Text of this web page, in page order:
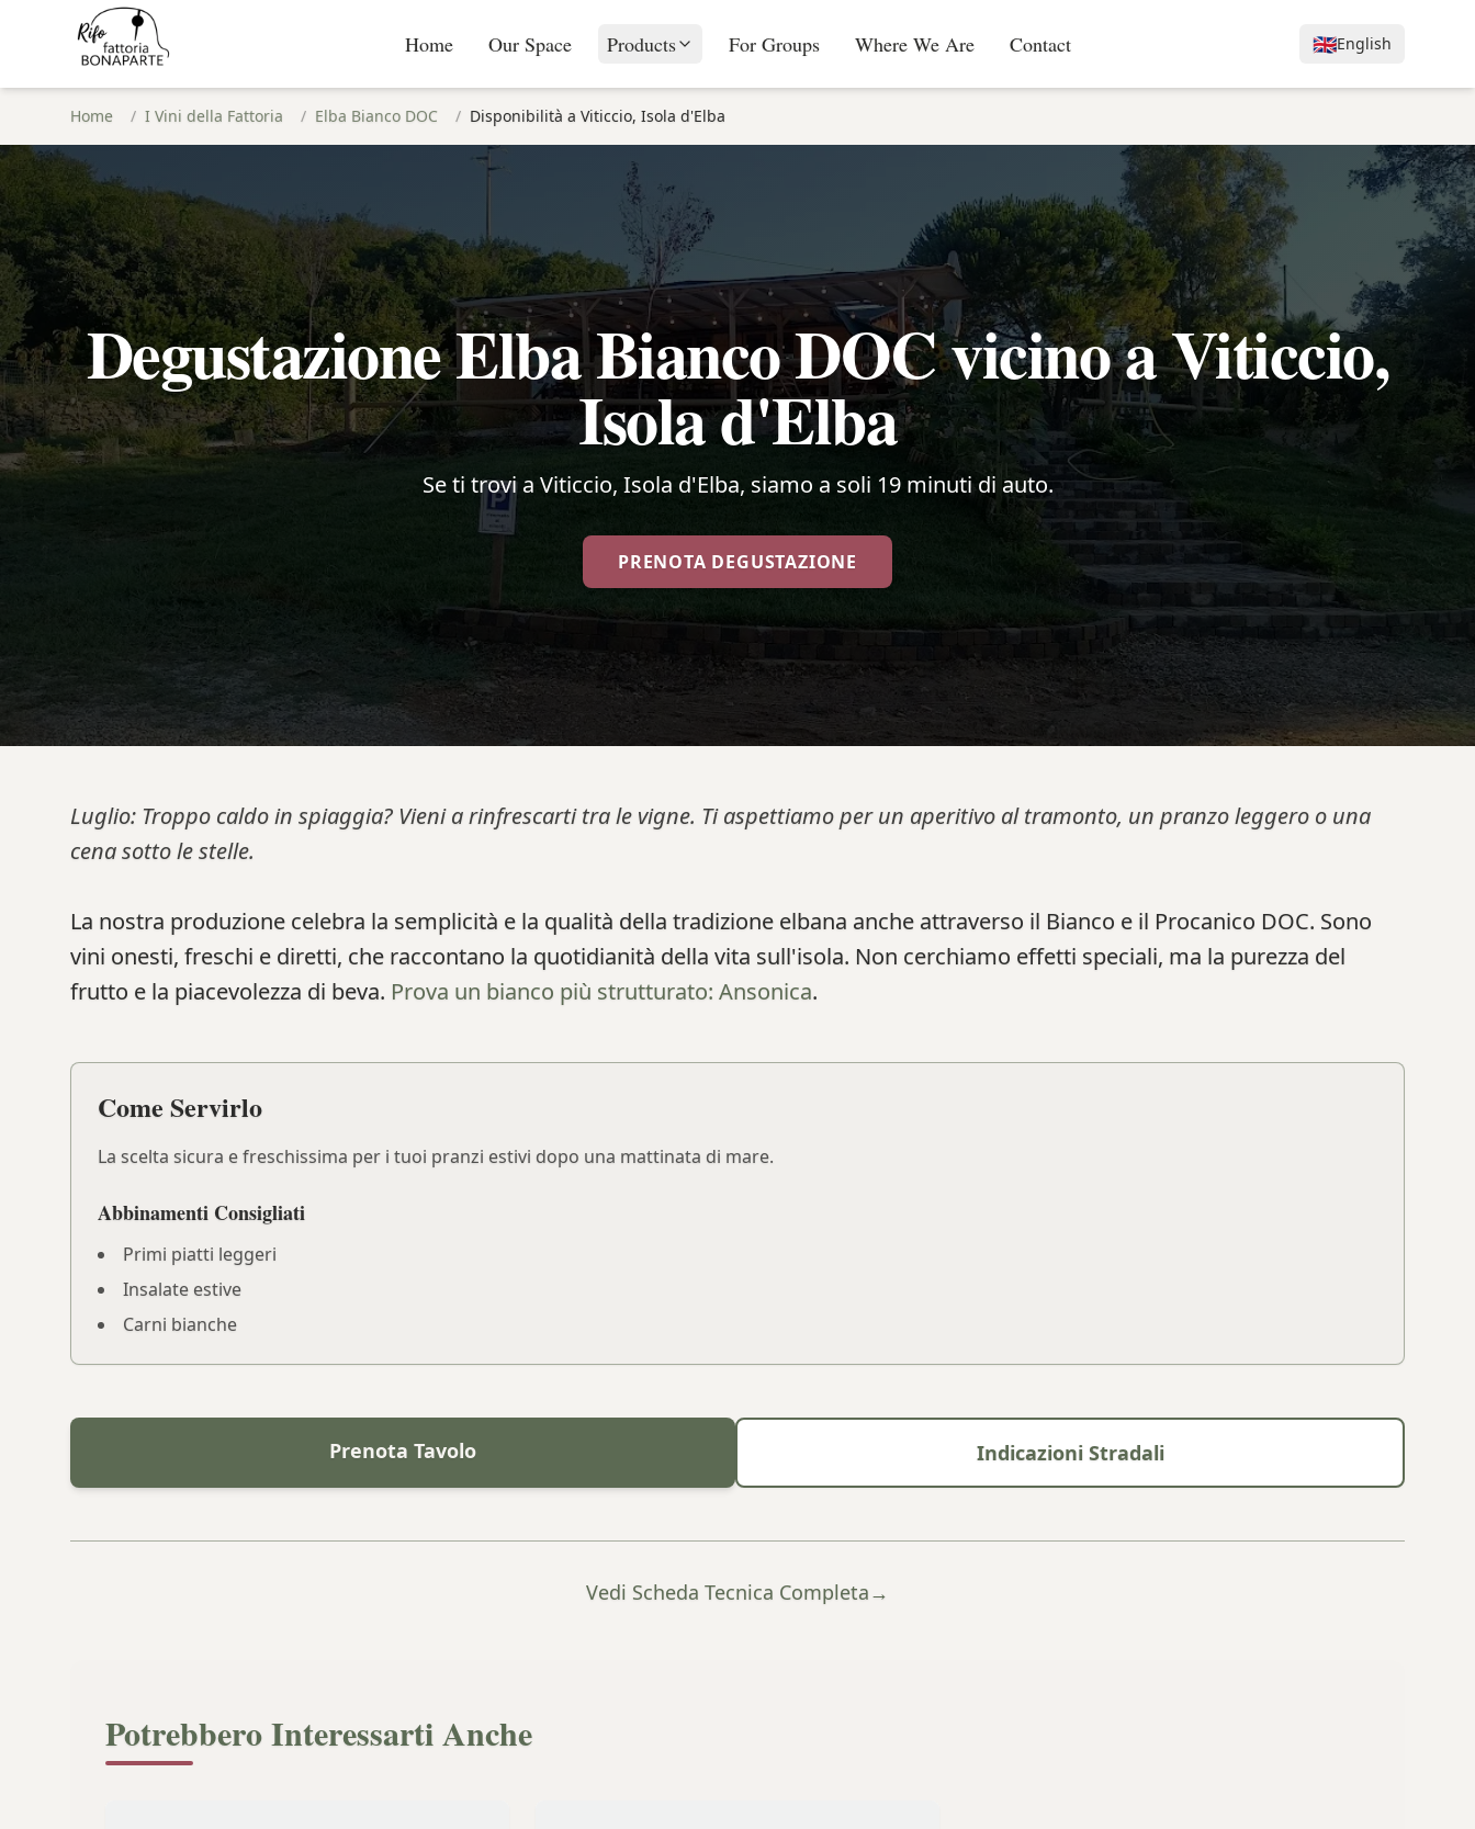
Home Our Space Products For Groups Where We Are Contact 🇬🇧English
Home / I Vini della Fattoria / Elba Bianco DOC / Disponibilità a Viticcio, Isola d'Elba
Degustazione Elba Bianco DOC vicino a Viticcio,
Isola d'Elba
Se ti trovi a Viticcio, Isola d'Elba, siamo a soli 19 minuti di auto.
PRENOTA DEGUSTAZIONE
Luglio: Troppo caldo in spiaggia? Vieni a rinfrescarti tra le vigne. Ti aspettiamo per un aperitivo al tramonto, un pranzo leggero o una
cena sotto le stelle.
La nostra produzione celebra la semplicità e la qualità della tradizione elbana anche attraverso il Bianco e il Procanico DOC. Sono
vini onesti, freschi e diretti, che raccontano la quotidianità della vita sull'isola. Non cerchiamo effetti speciali, ma la purezza del
frutto e la piacevolezza di beva. Prova un bianco più strutturato: Ansonica.
Come Servirlo
La scelta sicura e freschissima per i tuoi pranzi estivi dopo una mattinata di mare.
Abbinamenti Consigliati
Primi piatti leggeri
Insalate estive
Carni bianche
Prenota Tavolo Indicazioni Stradali
Vedi Scheda Tecnica Completa→
Potrebbero Interessarti Anche